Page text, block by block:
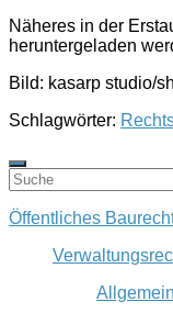
Näheres in der
heruntergeladen
Bild: kasarp studio/
Schlagwörter:
Öffentliches